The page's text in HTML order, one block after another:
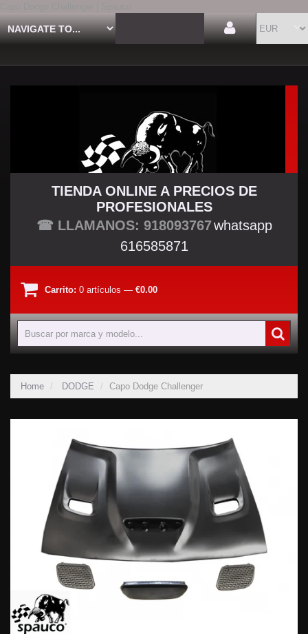
TU TIENDA TUNING
TIENDA ONLINE A PRECIOS DE
PROFESIONALES
☎ LLAMANOS: 918093767whatsapp
616585871
Carrito: 0 artículos — €0.00
Home DODGE Capo Dodge Challenger